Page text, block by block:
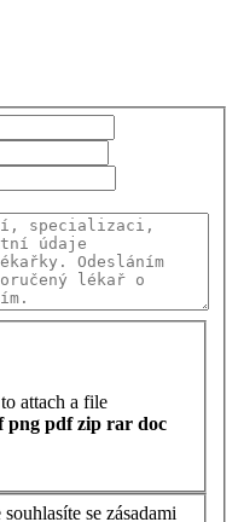
attach a file
png pdf zip rar doc
se zásadami